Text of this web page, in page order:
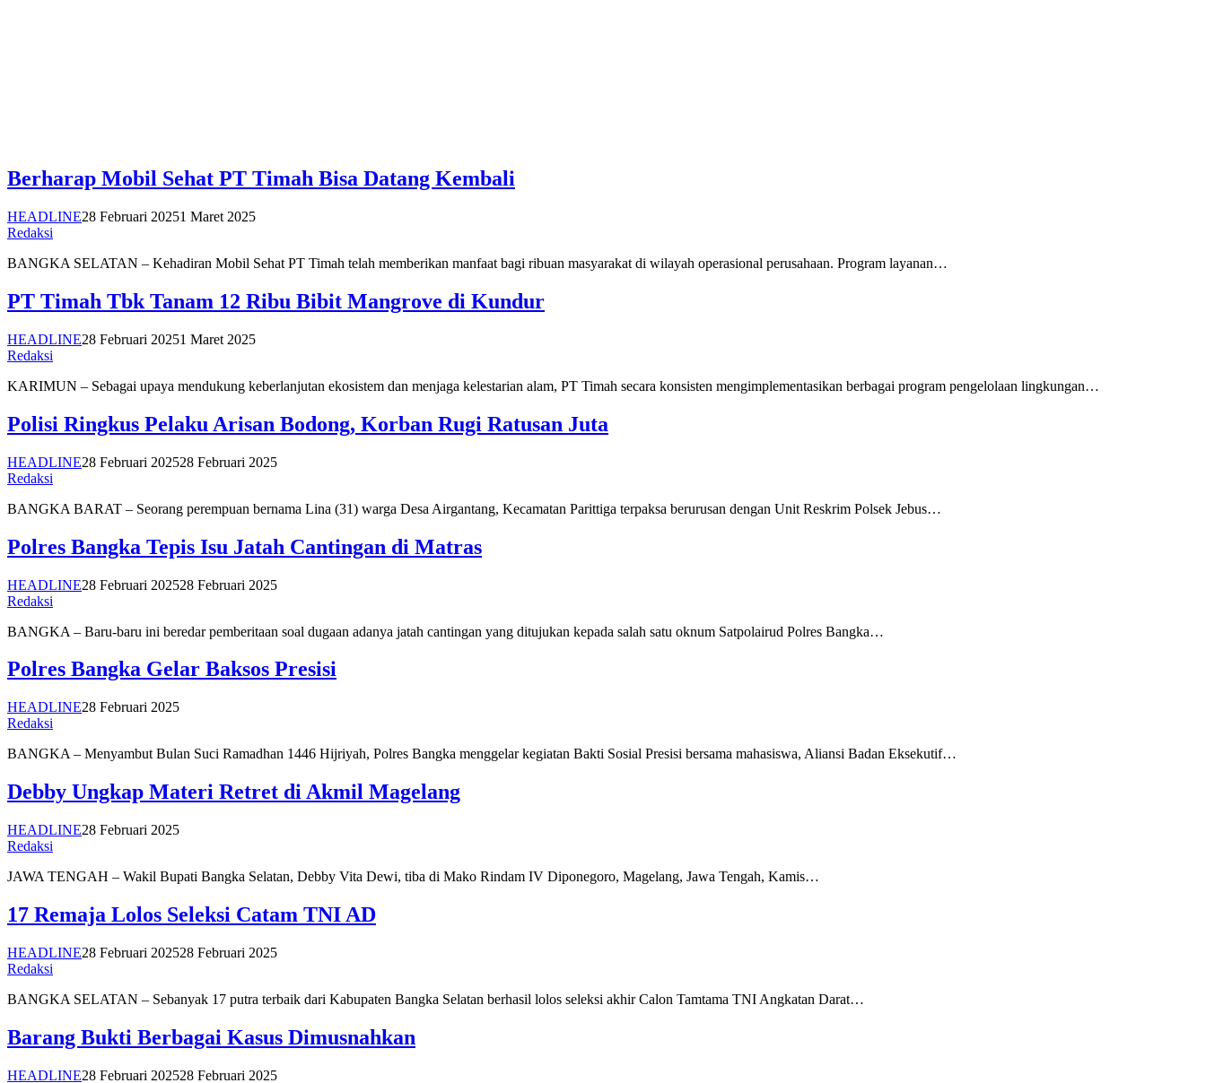
Berharap Mobil Sehat PT Timah Bisa Datang Kembali
HEADLINE28 Februari 20251 Maret 2025
Redaksi
BANGKA SELATAN – Kehadiran Mobil Sehat PT Timah telah memberikan manfaat bagi ribuan masyarakat di wilayah operasional perusahaan. Program layanan…
PT Timah Tbk Tanam 12 Ribu Bibit Mangrove di Kundur
HEADLINE28 Februari 20251 Maret 2025
Redaksi
KARIMUN – Sebagai upaya mendukung keberlanjutan ekosistem dan menjaga kelestarian alam, PT Timah secara konsisten mengimplementasikan berbagai program pengelolaan lingkungan…
Polisi Ringkus Pelaku Arisan Bodong, Korban Rugi Ratusan Juta
HEADLINE28 Februari 202528 Februari 2025
Redaksi
BANGKA BARAT – Seorang perempuan bernama Lina (31) warga Desa Airgantang, Kecamatan Parittiga terpaksa berurusan dengan Unit Reskrim Polsek Jebus…
Polres Bangka Tepis Isu Jatah Cantingan di Matras
HEADLINE28 Februari 202528 Februari 2025
Redaksi
BANGKA – Baru-baru ini beredar pemberitaan soal dugaan adanya jatah cantingan yang ditujukan kepada salah satu oknum Satpolairud Polres Bangka…
Polres Bangka Gelar Baksos Presisi
HEADLINE28 Februari 2025
Redaksi
BANGKA – Menyambut Bulan Suci Ramadhan 1446 Hijriyah, Polres Bangka menggelar kegiatan Bakti Sosial Presisi bersama mahasiswa, Aliansi Badan Eksekutif…
Debby Ungkap Materi Retret di Akmil Magelang
HEADLINE28 Februari 2025
Redaksi
JAWA TENGAH – Wakil Bupati Bangka Selatan, Debby Vita Dewi, tiba di Mako Rindam IV Diponegoro, Magelang, Jawa Tengah, Kamis…
17 Remaja Lolos Seleksi Catam TNI AD
HEADLINE28 Februari 202528 Februari 2025
Redaksi
BANGKA SELATAN – Sebanyak 17 putra terbaik dari Kabupaten Bangka Selatan berhasil lolos seleksi akhir Calon Tamtama TNI Angkatan Darat…
Barang Bukti Berbagai Kasus Dimusnahkan
HEADLINE28 Februari 202528 Februari 2025